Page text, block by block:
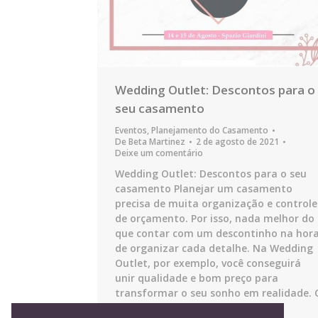
Wedding Outlet: Descontos para o
seu casamento
Eventos,Planejamento do Casamento
De Beta Martinez
2 de agosto de 2021
Deixe um comentário
Wedding Outlet: Descontos para o seu
casamento Planejar um casamento
precisa de muita organização e controle
de orçamento. Por isso, nada melhor do
que contar com um descontinho na
de organizar cada detalhe. Na Wedding
Outlet, por exemplo, você conseguirá
unir qualidade e bom preço para
transformar o seu sonho em realidade.
evento…